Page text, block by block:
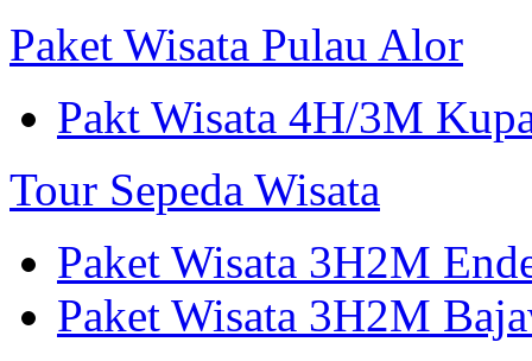
Paket Wisata Pulau Alor
Pakt Wisata 4H/3M
Tour Sepeda Wisata
Paket Wisata 3H2M
Paket Wisata 3H2M